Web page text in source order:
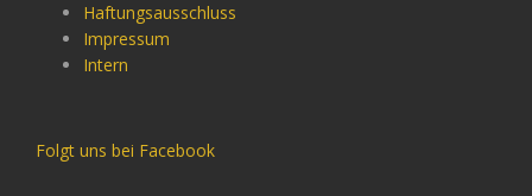
Haftungsausschluss
Impressum
Intern
Folgt uns bei Facebook